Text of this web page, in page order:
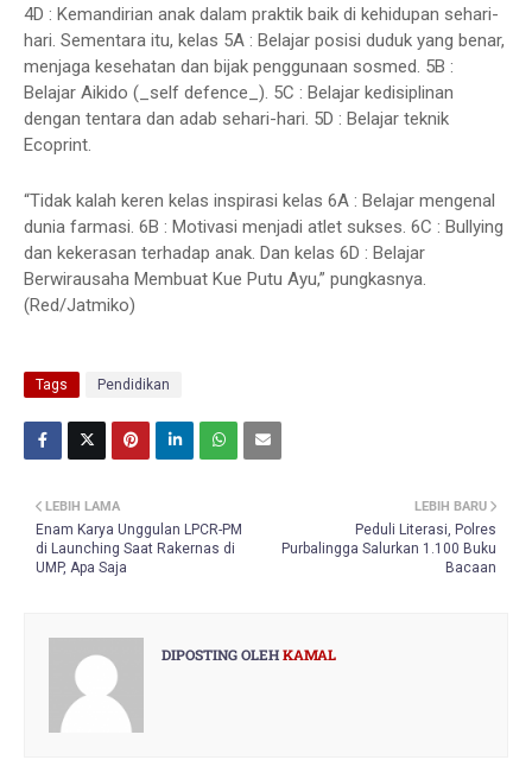
4D : Kemandirian anak dalam praktik baik di kehidupan sehari-
hari. Sementara itu, kelas 5A : Belajar posisi duduk yang benar,
menjaga kesehatan dan bijak penggunaan sosmed. 5B :
Belajar Aikido (_self defence_). 5C : Belajar kedisiplinan
dengan tentara dan adab sehari-hari. 5D : Belajar teknik
Ecoprint.
“Tidak kalah keren kelas inspirasi kelas 6A : Belajar mengenal
dunia farmasi. 6B : Motivasi menjadi atlet sukses. 6C : Bullying
dan kekerasan terhadap anak. Dan kelas 6D : Belajar
Berwirausaha Membuat Kue Putu Ayu,” pungkasnya.
(Red/Jatmiko)
Tags Pendidikan
LEBIH BARU
Peduli Literasi, Polres
Purbalingga Salurkan 1.100 Buku
Bacaan
LEBIH LAMA
Enam Karya Unggulan LPCR-PM
di Launching Saat Rakernas di
UMP, Apa Saja
DIPOSTING OLEHKAMAL